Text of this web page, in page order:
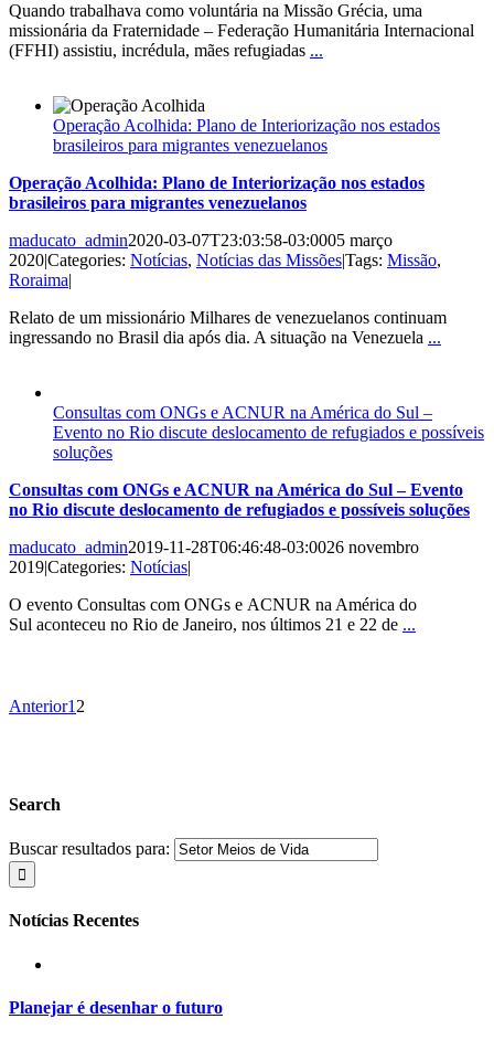
Quando trabalhava como voluntária na Missão Grécia, uma
missionária da Fraternidade – Federação Humanitária Internacional
(FFHI) assistiu, incrédula, mães refugiadas ...
Operação Acolhida: Plano de Interiorização nos estados
brasileiros para migrantes venezuelanos
Operação Acolhida: Plano de Interiorização nos estados
brasileiros para migrantes venezuelanos
maducato_admin2020-03-07T23:03:58-03:0005 março
2020|Categories: Notícias, Notícias das Missões|Tags: Missão,
Roraima|
Relato de um missionário Milhares de venezuelanos continuam
ingressando no Brasil dia após dia. A situação na Venezuela ...
Consultas com ONGs e ACNUR na América do Sul –
Evento no Rio discute deslocamento de refugiados e possíveis
soluções
Consultas com ONGs e ACNUR na América do Sul – Evento
no Rio discute deslocamento de refugiados e possíveis soluções
maducato_admin2019-11-28T06:46:48-03:0026 novembro
2019|Categories: Notícias|
O evento Consultas com ONGs e ACNUR na América do
Sul aconteceu no Rio de Janeiro, nos últimos 21 e 22 de ...
Anterior1 2
Search
Buscar resultados para:
Notícias Recentes
Planejar é desenhar o futuro